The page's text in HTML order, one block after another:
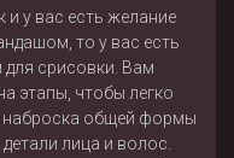
у вас есть желание
то у вас есть
для срисовки. Вам
этапы, чтобы легко
наброска общей формы
лица и волос.